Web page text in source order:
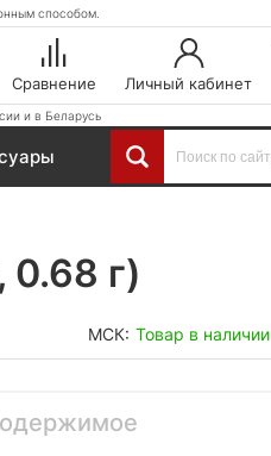
способом.
Сравнение Личный кабинет
и в Беларусь
г)
МСК: Товар в наличии